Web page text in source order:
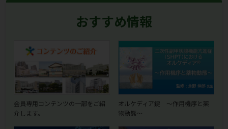
おすすめ情報
会員専用コンテンツの一部をご紹
介します。
オルケディア錠 ～作用機序と薬
物動態～